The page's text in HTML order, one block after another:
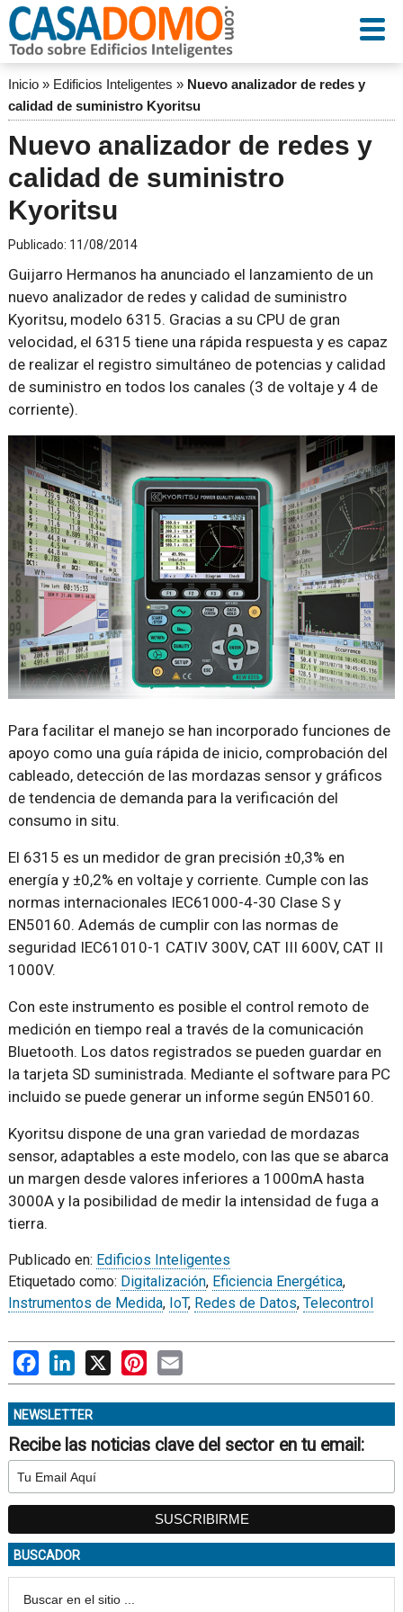
Inicio» Edificios Inteligentes » Nuevo analizador de redes y
calidad de suministro Kyoritsu
Nuevo analizador de redes y
calidad de suministro
Kyoritsu
Publicado: 11/08/2014
Guijarro Hermanos ha anunciado el lanzamiento de un
nuevo analizador de redes y calidad de suministro
Kyoritsu, modelo 6315. Gracias a su CPU de gran
velocidad, el 6315 tiene una rápida respuesta y es capaz
de realizar el registro simultáneo de potencias y calidad
de suministro en todos los canales (3 de voltaje y 4 de
corriente).
Para facilitar el manejo se han incorporado funciones de
apoyo como una guía rápida de inicio, comprobación del
cableado, detección de las mordazas sensor y gráficos
de tendencia de demanda para la verificación del
consumo in situ.
El 6315 es un medidor de gran precisión ±0,3% en
energía y ±0,2% en voltaje y corriente. Cumple con las
normas internacionales IEC61000-4-30 Clase S y
EN50160. Además de cumplir con las normas de
seguridad IEC61010-1 CATIV 300V, CAT III 600V, CAT II
1000V.
Con este instrumento es posible el control remoto de
medición en tiempo real a través de la comunicación
Bluetooth. Los datos registrados se pueden guardar en
la tarjeta SD suministrada. Mediante el software para PC
incluido se puede generar un informe según EN50160.
Kyoritsu dispone de una gran variedad de mordazas
sensor, adaptables a este modelo, con las que se abarca
un margen desde valores inferiores a 1000mA hasta
3000A y la posibilidad de medir la intensidad de fuga a
tierra.
Publicado en: Edificios Inteligentes
Etiquetado como: Digitalización, Eficiencia Energética,
Instrumentos de Medida, IoT, Redes de Datos, Telecontrol
FacebookLinkedIn
X PinterestEmail
NEWSLETTER
Recibe las noticias clave del sector en tu email:
BUSCADOR